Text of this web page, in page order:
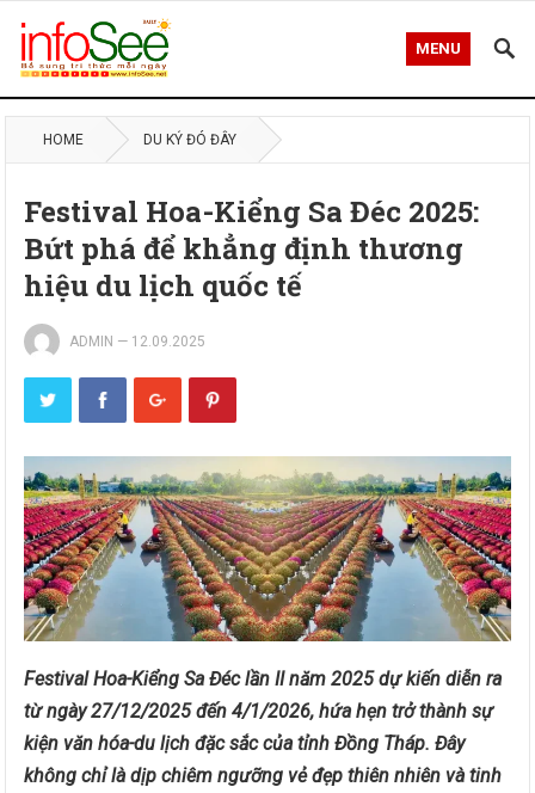
MENU
HOME DU KÝ ĐÓ ĐÂY
Festival Hoa-Kiểng Sa Đéc 2025:
Bứt phá để khẳng định thương
hiệu du lịch quốc tế
ADMIN — 12.09.2025
Festival Hoa-Kiểng Sa Đéc lần II năm 2025 dự kiến diễn ra
từ ngày 27/12/2025 đến 4/1/2026, hứa hẹn trở thành sự
kiện văn hóa-du lịch đặc sắc của tỉnh Đồng Tháp. Đây
không chỉ là dịp chiêm ngưỡng vẻ đẹp thiên nhiên và tinh